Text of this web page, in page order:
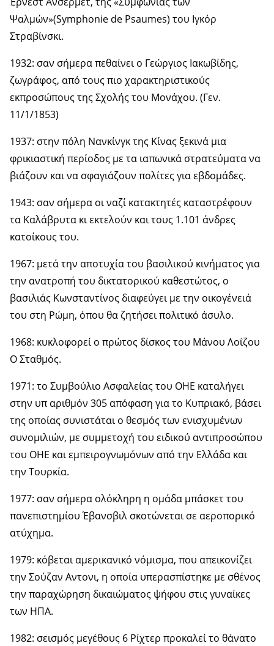
Ψαλμών»(Symphonie de Psaumes) του Ιγκόρ
Στραβίνσκι.
1932: σαν σήμερα πεθαίνει ο Γεώργιος Ιακωβίδης,
ζωγράφος, από τους πιο χαρακτηριστικούς
εκπροσώπους της Σχολής του Μονάχου. (Γεν.
11/1/1853)
1937: στην πόλη Νανκίνγκ της Κίνας ξεκινά μια
φρικιαστική περίοδος με τα ιαπωνικά στρατεύματα να
βιάζουν και να σφαγιάζουν πολίτες για εβδομάδες.
1943: σαν σήμερα οι ναζί κατακτητές καταστρέφουν
τα Καλάβρυτα κι εκτελούν και τους 1.101 άνδρες
κατοίκους του.
1967: μετά την αποτυχία του βασιλικού κινήματος για
την ανατροπή του δικτατορικού καθεστώτος, ο
βασιλιάς Κωνσταντίνος διαφεύγει με την οικογένειά
του στη Ρώμη, όπου θα ζητήσει πολιτικό άσυλο.
1968: κυκλοφορεί ο πρώτος δίσκος του Μάνου Λοΐζου
Ο Σταθμός.
1971: το Συμβούλιο Ασφαλείας του ΟΗΕ καταλήγει
στην υπ αριθμόν 305 απόφαση για το Κυπριακό, βάσει
της οποίας συνιστάται ο θεσμός των ενισχυμένων
συνομιλιών, με συμμετοχή του ειδικού αντιπροσώπου
του ΟΗΕ και εμπειρογνωμόνων από την Ελλάδα και
την Τουρκία.
1977: σαν σήμερα ολόκληρη η ομάδα μπάσκετ του
πανεπιστημίου Έβανσβιλ σκοτώνεται σε αεροπορικό
ατύχημα.
1979: κόβεται αμερικανικό νόμισμα, που απεικονίζει
την Σούζαν Αντονι, η οποία υπερασπίστηκε με σθένος
την παραχώρηση δικαιώματος ψήφου στις γυναίκες
των ΗΠΑ.
1982: σεισμός μεγέθους 6 Ρίχτερ προκαλεί το θάνατο